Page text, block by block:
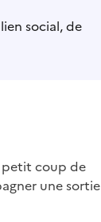
social, de
petit coup de
une sortie